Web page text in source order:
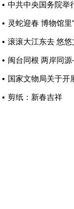
中共中央国务院举
灵蛇迎春 博物馆里
滚滚大江东去 悠悠
闽台同根 两岸同
国家文物局关于开
剪纸：新春吉祥